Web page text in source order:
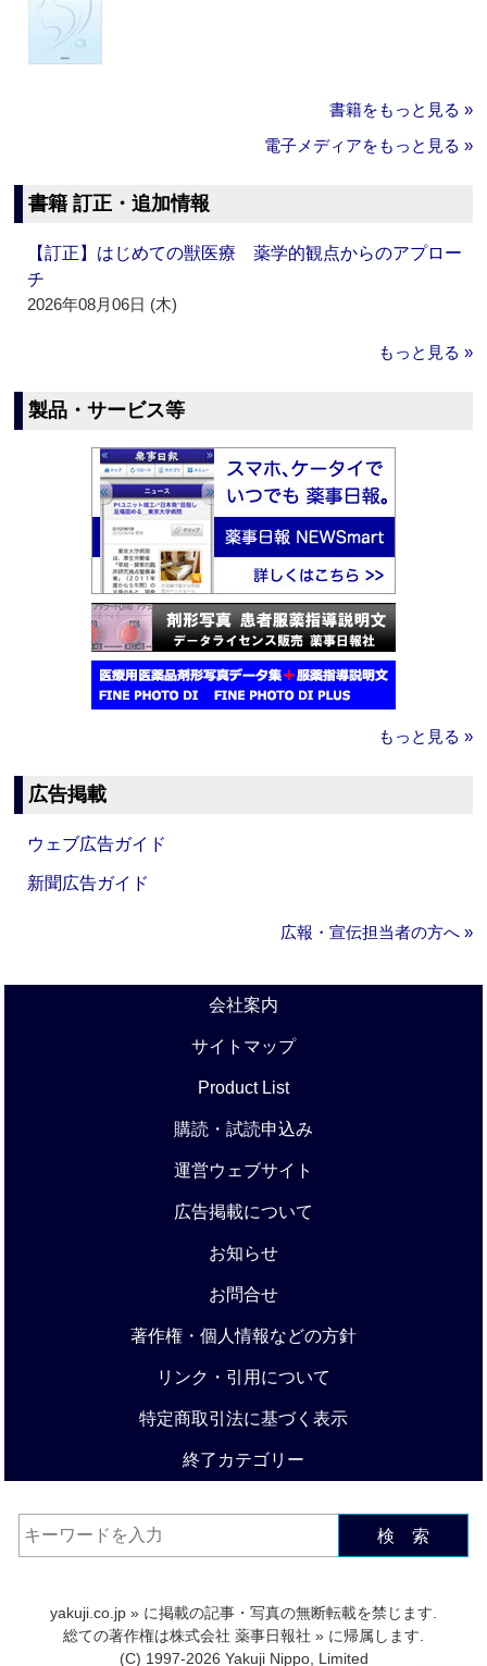
書籍をもっと見る »
電子メディアをもっと見る »
書籍 訂正・追加情報
【訂正】はじめての獣医療 薬学的観点からのアプロー
チ
2026年08月06日 (木)
もっと見る »
製品・サービス等
もっと見る »
広告掲載
ウェブ広告ガイド
新聞広告ガイド
広報・宣伝担当者の方へ »
会社案内
サイトマップ
Product List
購読・試読申込み
運営ウェブサイト
広告掲載について
お知らせ
お問合せ
著作権・個人情報などの方針
リンク・引用について
特定商取引法に基づく表示
終了カテゴリー
検 索
yakuji.co.jp » に掲載の記事・写真の無断転載を禁じます.
総ての著作権は株式会社 薬事日報社 » に帰属します.
(C) 1997-2026 Yakuji Nippo, Limited